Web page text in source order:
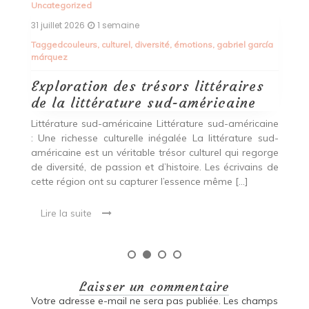
Alimentation Saine L’Épicerie du Bien-Être : Votre
Destination pour une Alimentation Saine Située au
cœur de la ville, l’Épicerie du Bien-Être est bien plus
qu’un simple magasin […]
Lire la suite
Laisser un commentaire
Votre adresse e-mail ne sera pas publiée. Les champs